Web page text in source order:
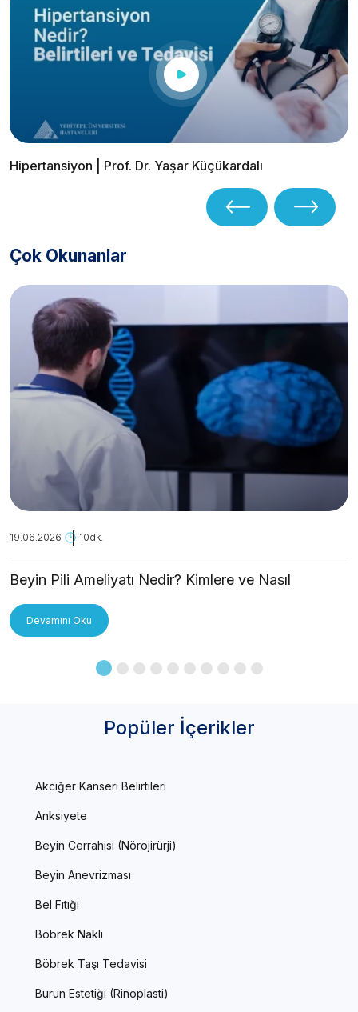
Hipertansiyon | Prof. Dr. Yaşar Küçükardalı
Çok Okunanlar
19.06.2026 10dk.
Beyin Pili Ameliyatı Nedir? Kimlere ve Nasıl
Devamını Oku
Popüler İçerikler
Akciğer Kanseri Belirtileri
Anksiyete
Beyin Cerrahisi (Nörojirürji)
Beyin Anevrizması
Bel Fıtığı
Böbrek Nakli
Böbrek Taşı Tedavisi
Burun Estetiği (Rinoplasti)